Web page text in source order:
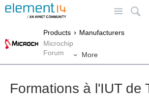
Products
Manufacturers
Microchip
Forum
More
Formations à l'IUT de